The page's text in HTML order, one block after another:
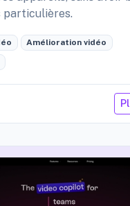
particulières.
Amélioration vidéo